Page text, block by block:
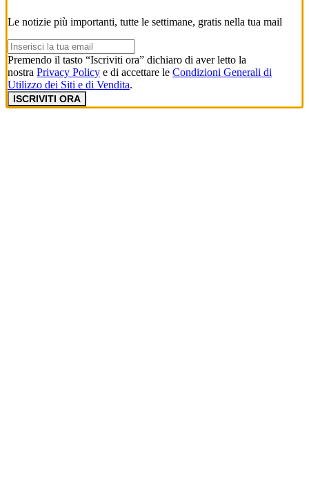
Le notizie più importanti, tutte le settimane, gratis nella tua mail
Premendo il tasto “Iscriviti ora” dichiaro di aver letto la
nostra Privacy Policy e di accettare le Condizioni Generali di
Utilizzo dei Siti e di Vendita.
ISCRIVITI ORA